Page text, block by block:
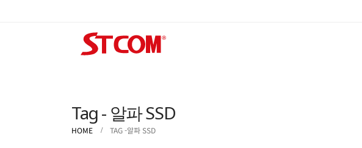
Tag - 알파 SSD
HOME TAG -알파 SSD